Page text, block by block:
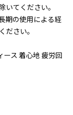
いてください。
期の使用による経
ださい。
ース 着心地 疲労回